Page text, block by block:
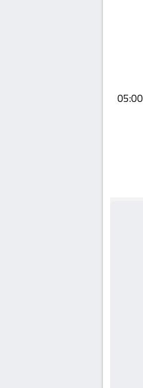
يستضيف اليوم 2026-02-04 لقاءً مرتقبًا يجمع بين سموحة و بيراميدز ضمن منافسات بطولة مصر, الدوري المصري، وذلك عند الساعة 05:00